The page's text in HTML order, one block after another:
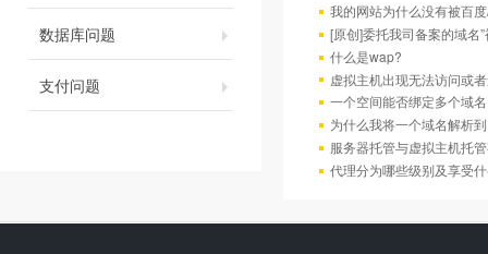
数据库问题
支付问题
我的网站为什么没有被百
[原创]委托我司备案的域名
什么是wap?
虚拟主机出现无法访问或
一个空间能否绑定多个域
为什么我将一个域名解析
服务器托管与虚拟主机托
代理分为哪些级别及享受